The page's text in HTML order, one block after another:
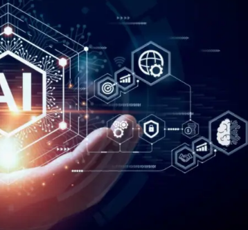
C
A